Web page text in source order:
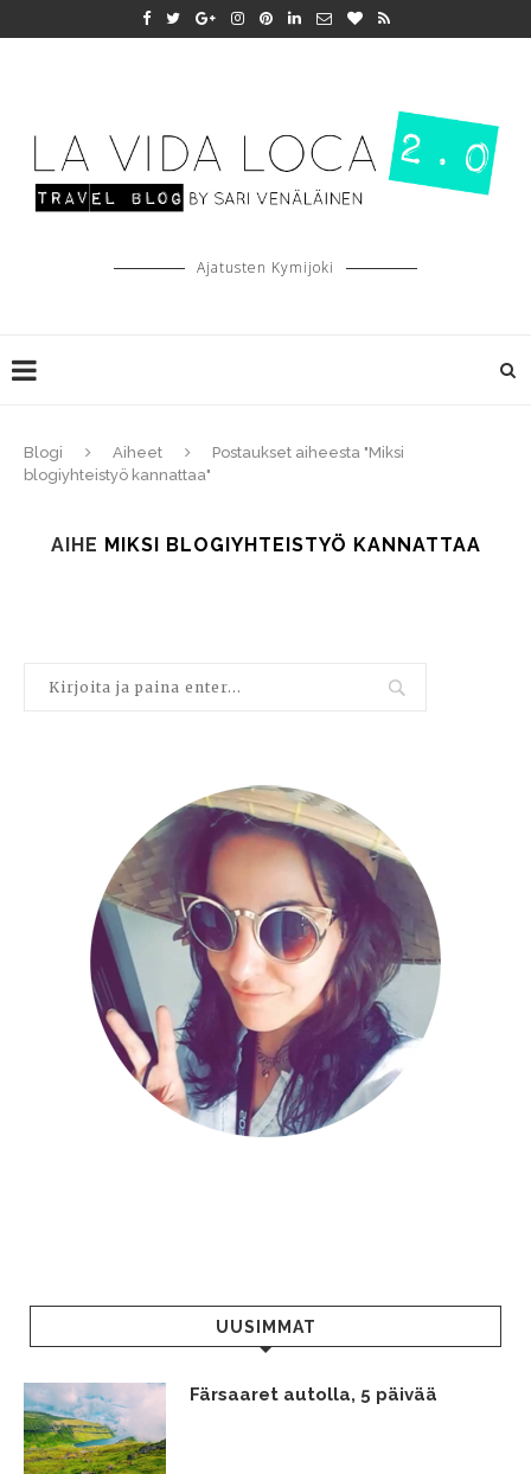
Ajatusten Kymijoki
Blogi Aiheet
Postaukset aiheesta "Miksi
blogiyhteistyö kannattaa"
AIHE MIKSI BLOGIYHTEISTYÖ KANNATTAA
UUSIMMAT
Färsaaret autolla, 5 päivää